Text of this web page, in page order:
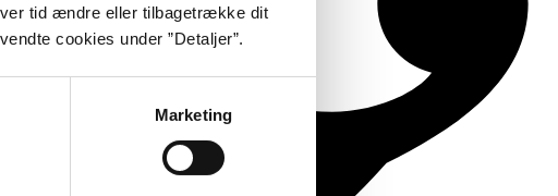
tid ændre eller tilbagetrække dit
cookies under ”Detaljer”.
Marketing